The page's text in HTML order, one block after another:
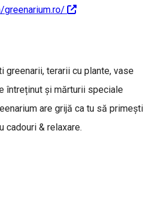
terarii cu plante, vase
întreținut și mărturii speciale
are grijă ca tu să primești
cadouri & relaxare.